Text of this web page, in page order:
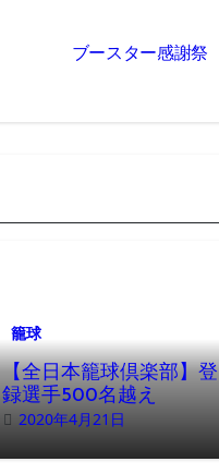
ブースター感謝祭
籠球
【全日本籠球倶楽部】登
録選手500名越え
2020年4月21日